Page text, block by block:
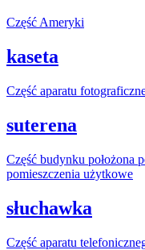
Część Ameryki
kaseta
Część aparatu
suterena
Część budynku położona
pomieszczenia użytkowe
słuchawka
Część aparatu